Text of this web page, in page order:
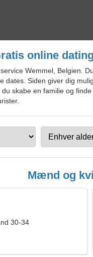
online
Wemmel, Belgien.
dates. Siden giver dig
skabe en familie og
Mænd og
30-34